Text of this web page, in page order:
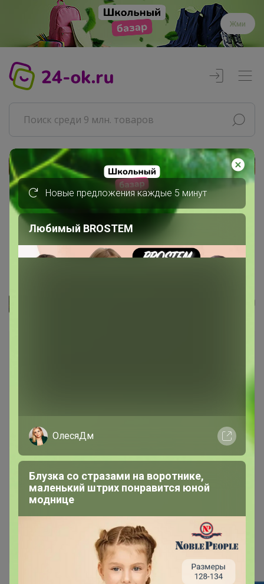
Жми
Реклама
Главная
Джилка
СП333 СИМА-ЛЕНД. Красота и...
Гигиена
Новые предложения каждые 5 минут
Любимый BROSTEM
ОлесяДм
Блузка со стразами на воротнике,
маленький штрих понравится юной
моднице